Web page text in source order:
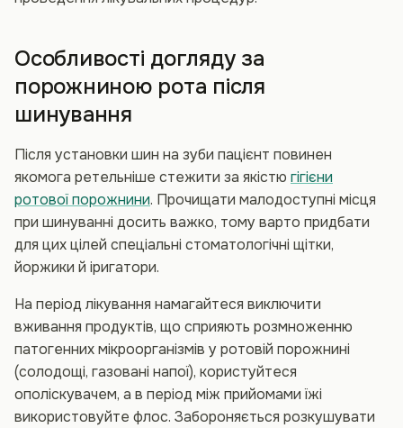
Особливості догляду за
порожниною рота після
шинування
Після установки шин на зуби пацієнт повинен
якомога ретельніше стежити за якістю гігієни
ротової порожнини. Прочищати малодоступні місця
при шинуванні досить важко, тому варто придбати
для цих цілей спеціальні стоматологічні щітки,
йоржики й іригатори.
На період лікування намагайтеся виключити
вживання продуктів, що сприяють розмноженню
патогенних мікроорганізмів у ротовій порожнині
(солодощі, газовані напої), користуйтеся
ополіскувачем, а в період між прийомами їжі
використовуйте флос. Забороняється розкушувати